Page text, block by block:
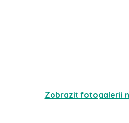
Zobrazit fotogalerii